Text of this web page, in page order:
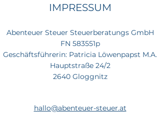
IMPRESSUM
Abenteuer Steuer Steuerberatungs GmbH
FN 583551p
Geschäftsführerin: Patricia Löwenpapst M.A.
Hauptstraße 24/2
2640 Gloggnitz
hallo@abenteuer-steuer.at